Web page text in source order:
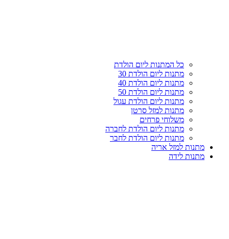
כל המתנות ליום הולדת
מתנות ליום הולדת 30
מתנות ליום הולדת 40
מתנות ליום הולדת 50
מתנות ליום הולדת עגול
מתנות למזל סרטן
משלוחי פרחים
מתנות ליום הולדת לחברה
מתנות ליום הולדת לחבר
מתנות למזל אריה
מתנות לידה